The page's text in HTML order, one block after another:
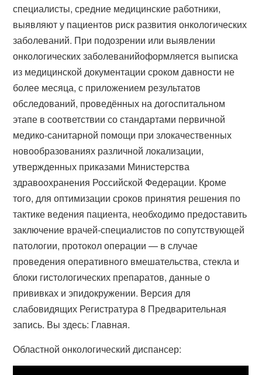
специалисты, средние медицинские работники,
выявляют у пациентов риск развития онкологических
заболеваний. При подозрении или выявлении
онкологических заболеванийоформляется выписка
из медицинской документации сроком давности не
более месяца, с приложением результатов
обследований, проведённых на догоспитальном
этапе в соответствии со стандартами первичной
медико-санитарной помощи при злокачественных
новообразованиях различной локализации,
утвержденных приказами Министерства
здравоохранения Российской Федерации. Кроме
того, для оптимизации сроков принятия решения по
тактике ведения пациента, необходимо предоставить
заключение врачей-специалистов по сопутствующей
патологии, протокол операции — в случае
проведения оперативного вмешательства, стекла и
блоки гистологических препаратов, данные о
прививках и эпидокружении. Версия для
слабовидящих Регистратура 8 Предварительная
запись. Вы здесь: Главная.
Областной онкологический диспансер: